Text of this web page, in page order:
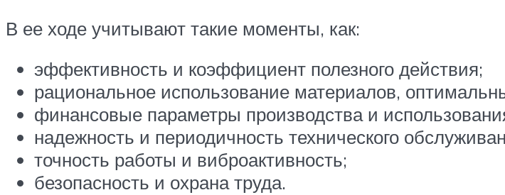
В ее ходе учитывают такие моменты, как:
эффективность и коэффициент полезного действия;
рациональное использование материалов,
финансовые параметры производства и
надежность и периодичность технического
точность работы и виброактивность;
безопасность и охрана труда.